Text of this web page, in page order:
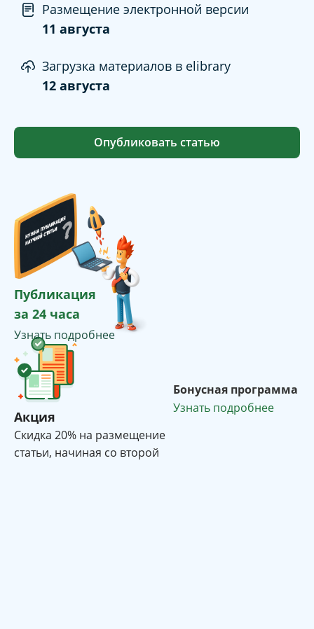
Размещение электронной версии
11 августа
Загрузка материалов в elibrary
12 августа
Опубликовать статью
Публикация
за 24 часа
Узнать подробнее
Акция
Cкидка 20% на размещение
статьи, начиная со второй
Бонусная программа
Узнать подробнее